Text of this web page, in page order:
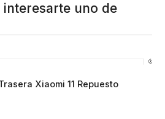
uno de
Xiaomi 11 Repuesto